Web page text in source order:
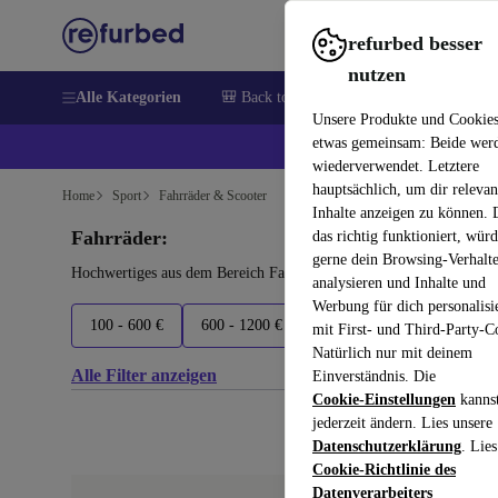
refurbed besser
nutzen
Unsere Produkte und
etwas gemeinsam: Beide
wiederverwendet. Letztere
hauptsächlich, um dir
Inhalte anzeigen zu können.
das richtig funktioniert,
gerne dein Browsing-
analysieren und Inhalte und
Werbung für dich
mit First- und Third-Party-
Natürlich nur mit deinem
Einverständnis. Die
Cookie-Einstellungen
jederzeit ändern. Lies unsere
Datenschutzerklärung.
Cookie-Richtlinie des
Datenverarbeiters
Alle Kategorien 🎒 Back to school
💰
Home Sport Fahrräder & Scooter
Fahrräder:
Hochwertiges aus dem Bereich Fahrräder für dich – mit
100 - 600 € 600 - 1200 € 1200 - 2200 € 2200 -
Alle Filter anzeigen